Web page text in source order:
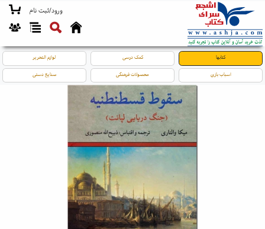
ورود/ثبت نام
کتابها کمک درسی لوازم التحریر
اسباب بازی محصولات فرهنگی صنایع دستی